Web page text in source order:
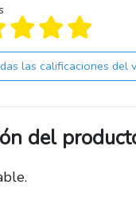
las calificaciones del
del